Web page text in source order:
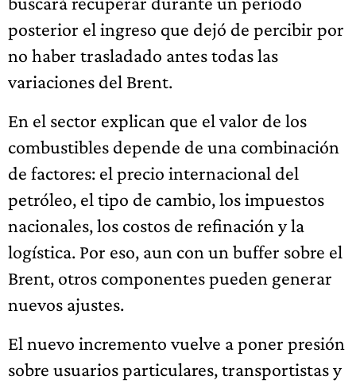
posterior el ingreso que dejó de percibir por
no haber trasladado antes todas las
variaciones del Brent.
En el sector explican que el valor de los
combustibles depende de una combinación
de factores: el precio internacional del
petróleo, el tipo de cambio, los impuestos
nacionales, los costos de refinación y la
logística. Por eso, aun con un buffer sobre el
Brent, otros componentes pueden generar
nuevos ajustes.
El nuevo incremento vuelve a poner presión
sobre usuarios particulares, transportistas y